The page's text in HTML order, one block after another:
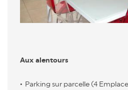
Aux alentours
Parking sur parcelle (4